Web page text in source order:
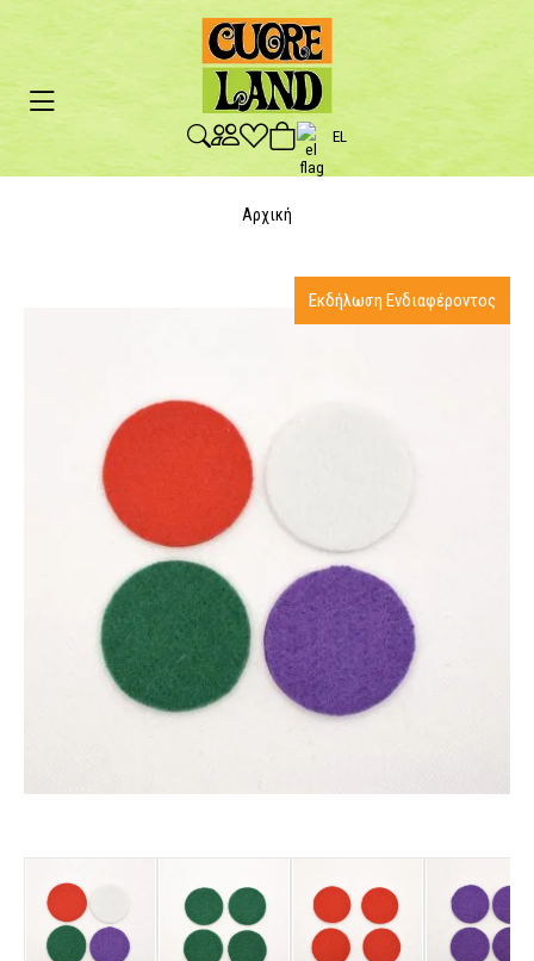
EL
Αρχική
Εκδήλωση Ενδιαφέροντος